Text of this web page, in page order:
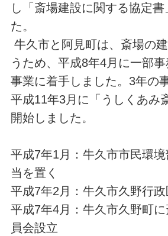
し「斎場建設に関する協定
た。
牛久市と阿見町は、斎場の
うため、平成8年4月に一部
事業に着手しました。3年の
平成11年3月に「うしくあみ
開始しました。
平成7年1月：牛久市市民環
当を置く
平成7年2月：牛久市久野行
平成7年4月：牛久市久野町
員会設立